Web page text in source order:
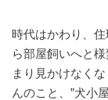
時代はかわり、
ら部屋飼いへと
まり見かけなく
んのこと、”犬小